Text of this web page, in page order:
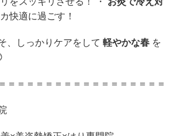
快適に過ごす！
、しっかりケアをして軽やかな春 を
＝＝＝＝＝＝＝＝＝＝＝＝＝＝＝＝＝